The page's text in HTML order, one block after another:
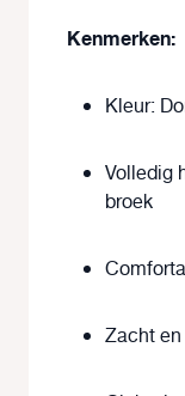
Kenmerken:
Kleur:
Volledig
broek
Zacht